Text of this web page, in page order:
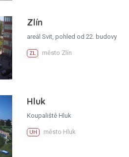
Zlín
areál Svit, pohled od 22. budovy
ZL město Zlín
Hluk
Koupaliště Hluk
UH město Hluk